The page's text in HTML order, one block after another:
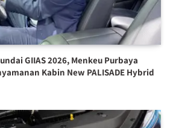
GIIAS 2026, Menkeu Purbaya
Kabin New PALISADE Hybrid